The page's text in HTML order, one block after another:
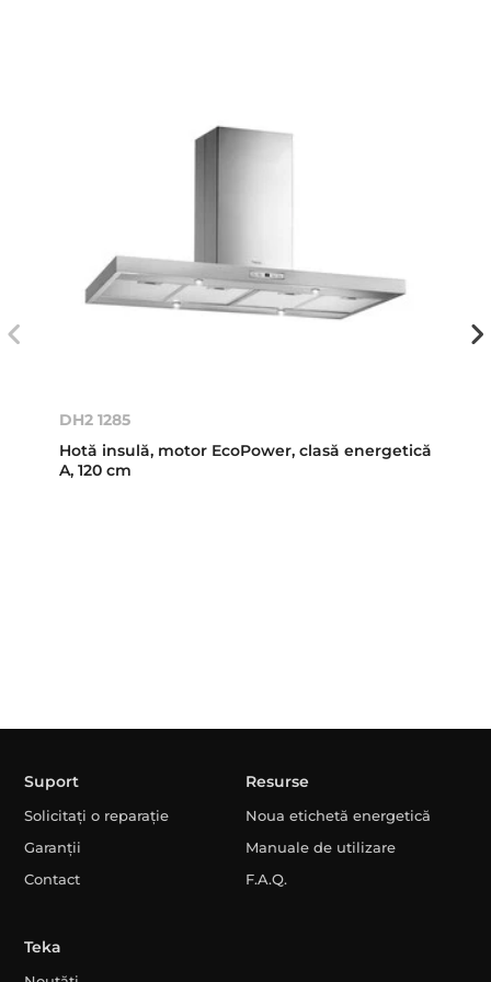
DH2 1285
Hotă insulă, motor EcoPower, clasă energetică
A, 120 cm
Suport
Solicitați o reparație
Garanții
Contact
Resurse
Noua etichetă energetică
Manuale de utilizare
F.A.Q.
Teka